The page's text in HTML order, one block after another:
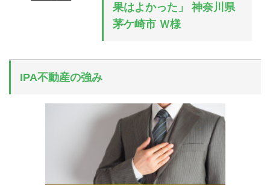
果はよかった」 神奈川県
茅ケ崎市 Ｗ様
IPA不動産の強み